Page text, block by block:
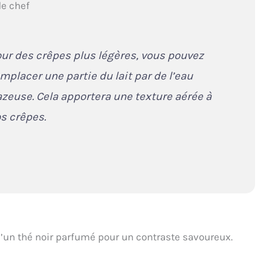
chef
des crêpes plus légères, vous pouvez
une partie du lait par de l’eau
Cela apportera une texture aérée à
crêpes.
thé noir parfumé pour un contraste savoureux.